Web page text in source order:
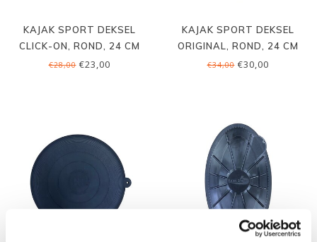
KAJAK SPORT DEKSEL
CLICK-ON, ROND, 24 CM
€28,00€23,00
KAJAK SPORT DEKSEL
ORIGINAL, ROND, 24 CM
€34,00€30,00